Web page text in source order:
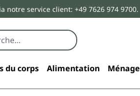
notre service client: +49 7626 974 9700.
du corps Alimentation Ménage